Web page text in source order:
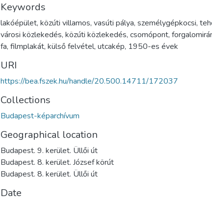
Keywords
lakóépület, közúti villamos, vasúti pálya, személygépkocsi,
városi közlekedés, közúti közlekedés, csomópont,
fa, filmplakát, külső felvétel, utcakép, 1950-es évek
URI
https://bea.fszek.hu/handle/20.500.14711/172037
Collections
Budapest-képarchívum
Geographical location
Budapest. 9. kerület. Üllői út
Budapest. 8. kerület. József körút
Budapest. 8. kerület. Üllői út
Date